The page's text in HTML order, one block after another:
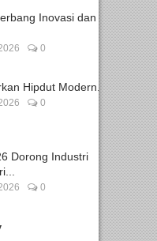
Inovasi dan
0
Hipdut Modern...
0
Dorong Industri
0